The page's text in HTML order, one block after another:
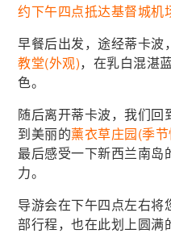
约下午四点抵达基督城机
早餐后出发，途经蒂卡波
教堂(外观)，在乳白混湛
色。
随后离开蒂卡波，我们
到美丽的薰衣草庄园(季
最后感受一下新西兰南岛
力。
导游会在下午四点左右
部行程，也在此划上圆满